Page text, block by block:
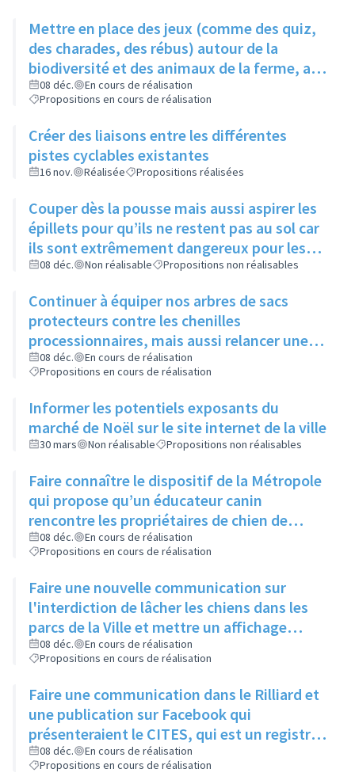
Mettre en place des jeux (comme des quiz,
des charades, des rébus) autour de la
biodiversité et des animaux de la ferme, au
niveau de la ferme pédagogique du parc
linéaire urbain
08 déc.
En cours de réalisation
Propositions en cours de réalisation
Créer des liaisons entre les différentes
pistes cyclables existantes
16 nov. Réalisée Propositions réalisées
Couper dès la pousse mais aussi aspirer les
épillets pour qu’ils ne restent pas au sol car
ils sont extrêmement dangereux pour les
animaux
08 déc. Non réalisable Propositions non réalisables
Continuer à équiper nos arbres de sacs
protecteurs contre les chenilles
processionnaires, mais aussi relancer une
communication sur leur utilité, leur
importance et l’intérêt commun de ne pas y
toucher
08 déc.
En cours de réalisation
Propositions en cours de réalisation
Informer les potentiels exposants du
marché de Noël sur le site internet de la ville
30 mars Non réalisable Propositions non réalisables
Faire connaître le dispositif de la Métropole
qui propose qu’un éducateur canin
rencontre les propriétaires de chien de
moins d’un an pour leur expliquer les
principaux signaux, via un article dans le
Rilliard et/ou le Facebook de la ville
08 déc.
En cours de réalisation
Propositions en cours de réalisation
Faire une nouvelle communication sur
l'interdiction de lâcher les chiens dans les
parcs de la Ville et mettre un affichage
mentionnant l'arrêté municipal à l'entrée de
chaque parc
08 déc.
En cours de réalisation
Propositions en cours de réalisation
Faire une communication dans le Rilliard et
une publication sur Facebook qui
présenteraient le CITES, qui est un registre
des animaux dangereux ou protégés, et
donneraient le lien pour y accéder.
08 déc.
En cours de réalisation
Propositions en cours de réalisation